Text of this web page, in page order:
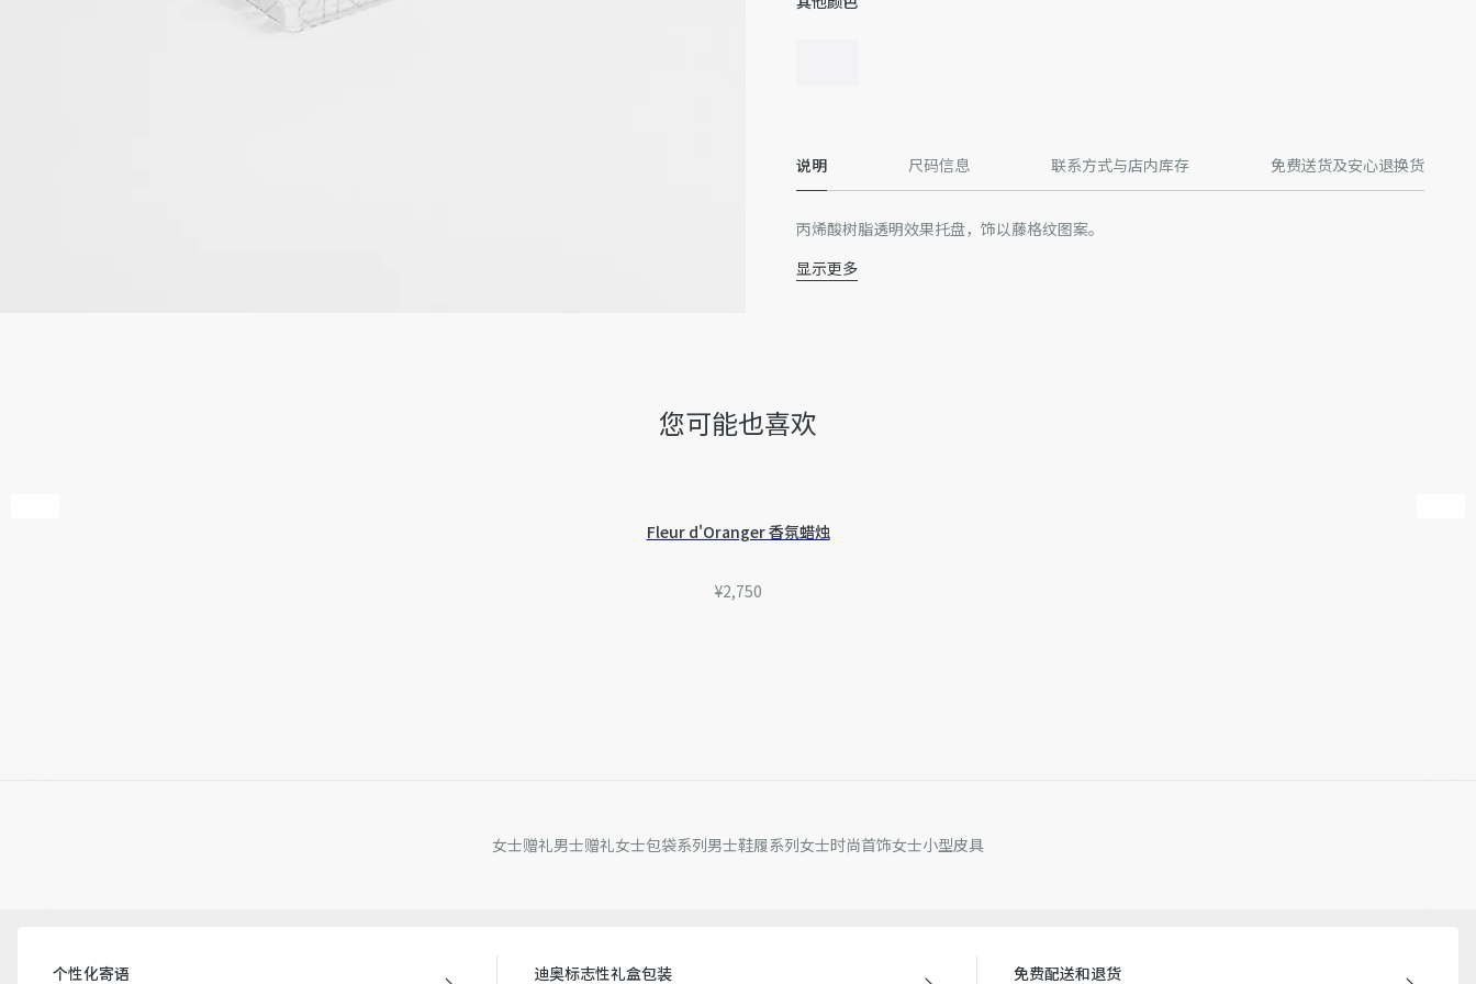
说明 尺码信息 联系方式与店内库存 免费送货及安心退换货
丙烯酸树脂透明效果托盘，饰以藤格纹图案。
100% 丙烯酸树脂
量误差或其他细节误差，网站展示的产品图片可能与产品实际外观不一致，以产品实物为
显示更多
您可能也喜欢
Fleur d'Oranger 香氛蜡烛
¥2,750
女士赠礼男士赠礼女士包袋系列男士鞋履系列女士时尚首饰女士小型皮具
个性化寄语 迪奥标志性礼盒包装 免费配送和退货